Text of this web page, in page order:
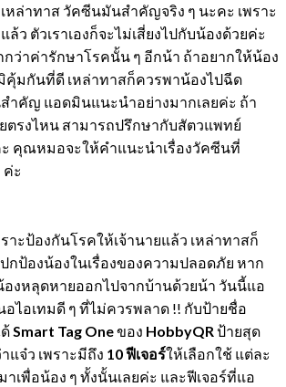
หล่าทาส วัคซีนมันสำคัญจริง ๆ นะคะ เพราะ
ล้ว ตัวเราเองก็จะไม่เสี่ยงไปกับน้องด้วยค่ะ
กว่าค่ารักษาโรคนั้น ๆ อีกน้า ถ้าอยากให้น้อง
คุ้มกันที่ดี เหล่าทาสก็ควรพาน้องไปฉีด
ำคัญ แอดมินแนะนำอย่างมากเลยค่ะ ถ้า
ตรงไหน สามารถปรึกษากับสัตวแพทย์
ะ คุณหมอจะให้คำแนะนำเรื่องวัคซีนที่
ค่ะ
าะป้องกันโรคให้เจ้านายแล้ว เหล่าทาสก็
กป้องน้องในเรื่องของความปลอดภัย หาก
องหลุดหายออกไปจากบ้านด้วยน้า วันนี้แอ
อไอเทมดี ๆ ที่ไม่ควรพลาด !! กับป้ายชื่อ
Smart Tag Oneของ HobbyQRป้ายสุด
แจ๋ว เพราะมีถึง 10 ฟีเจอร์ให้เลือกใช้ แต่ละ
เพื่อน้อง ๆ ทั้งนั้นเลยค่ะ และฟีเจอร์ที่แอ